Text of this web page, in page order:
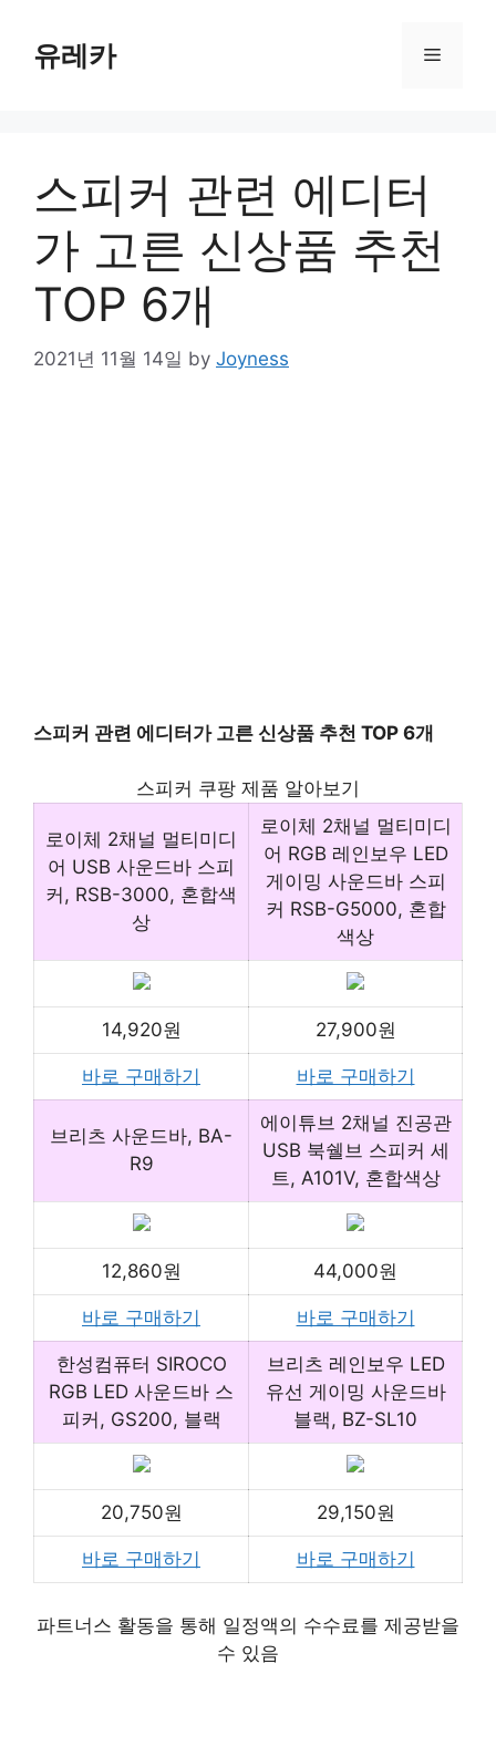
content유레카 Menu
스피커 관련 에디터
가 고른 신상품 추천
TOP 6개
2021년 11월 14일 by Joyness
스피커 관련 에디터가 고른 신상품 추천 TOP 6개
스피커 쿠팡 제품 알아보기
로이체 2채널 멀티미디
어 USB 사운드바 스피
커, RSB-3000, 혼합색
상
로이체 2채널 멀티미디
어 RGB 레인보우 LED
게이밍 사운드바 스피
커 RSB-G5000, 혼합
색상
14,920원 27,900원
바로 구매하기 바로 구매하기
브리츠 사운드바, BA-
R9
에이튜브 2채널 진공관
USB 북쉘브 스피커 세
트, A101V, 혼합색상
12,860원 44,000원
바로 구매하기 바로 구매하기
한성컴퓨터 SIROCO
RGB LED 사운드바 스
피커, GS200, 블랙
브리츠 레인보우 LED
유선 게이밍 사운드바
블랙, BZ-SL10
20,750원 29,150원
바로 구매하기 바로 구매하기
파트너스 활동을 통해 일정액의 수수료를 제공받을
수 있음